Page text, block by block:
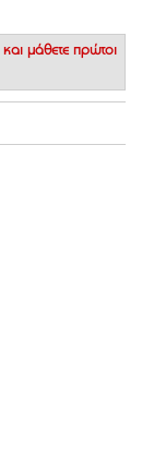
και μάθετε πρώτοι